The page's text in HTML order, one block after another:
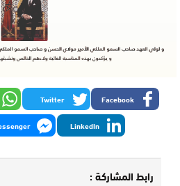
Facebook
Twitter
LinkedIn
رابط المشاركة :